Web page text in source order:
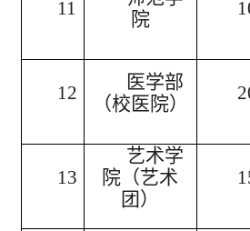
11
院
12
医学部
（校医院）
13
艺术学
院（艺术
团）